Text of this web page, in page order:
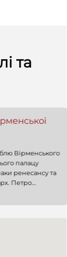
та
Вірменського
палацу
ренесансу та
Петро